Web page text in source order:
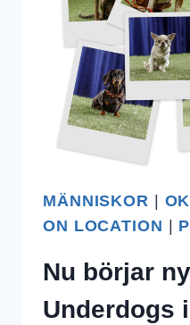
MÄNNISKOR |
ON LOCATION |
Nu börjar
Underdogs